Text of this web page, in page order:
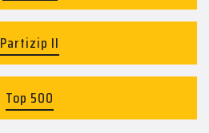
Partizip II
Top 500